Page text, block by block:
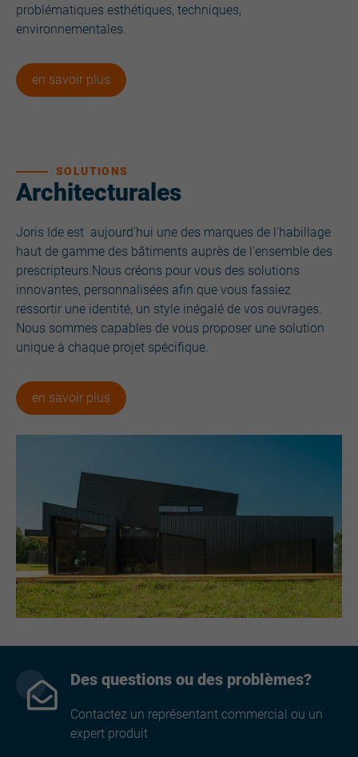
problématiques esthétiques, techniques,
environnementales.
en savoir plus
Architecturales
SOLUTIONS
Joris Ide est aujourd'hui une des marques de l’habillage
haut de gamme des bâtiments auprès de l’ensemble des
prescripteurs.Nous créons pour vous des solutions
innovantes, personnalisées afin que vous fassiez
ressortir une identité, un style inégalé de vos ouvrages.
Nous sommes capables de vous proposer une solution
unique à chaque projet spécifique.
en savoir plus
Des questions ou des problèmes?
Contactez un représentant commercial ou un
expert produit